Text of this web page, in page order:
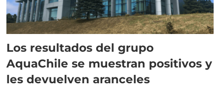
Los resultados del grupo
AquaChile se muestran positivos y
les devuelven aranceles